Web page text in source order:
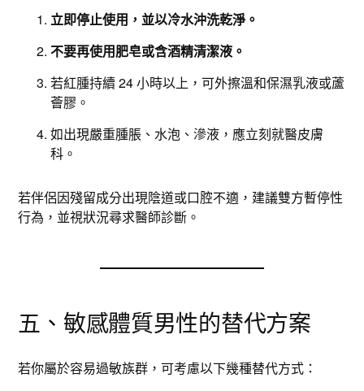
立即停止使用，並以冷水沖洗乾淨。
不要再使用肥皂或含酒精清潔液。
若紅腫持續 24 小時以上，可外擦溫和保濕乳液或蘆
薈膠。
如出現嚴重腫脹、水泡、滲液，應立刻就醫皮膚
科。
若伴侶因殘留成分出現陰道或口腔不適，建議雙方暫停性
行為，並視狀況尋求醫師診斷。
五、敏感體質男性的替代方案
若你屬於容易過敏族群，可考慮以下幾種替代方式：